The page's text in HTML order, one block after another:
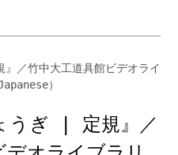
うぎ | 定規』／